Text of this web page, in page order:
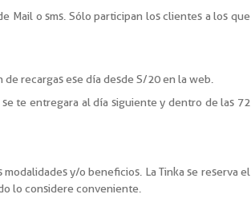
Mail o sms. Sólo participan los clientes a los que
recargas ese día desde S/20 en la web.
te entregara al día siguiente y dentro de las 72
y/o beneficios. La Tinka se reserva el
lo considere conveniente.